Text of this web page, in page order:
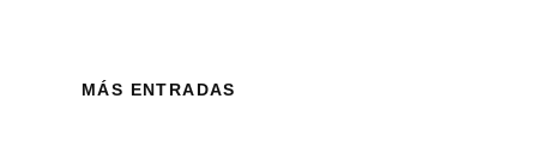
MÁS ENTRADAS